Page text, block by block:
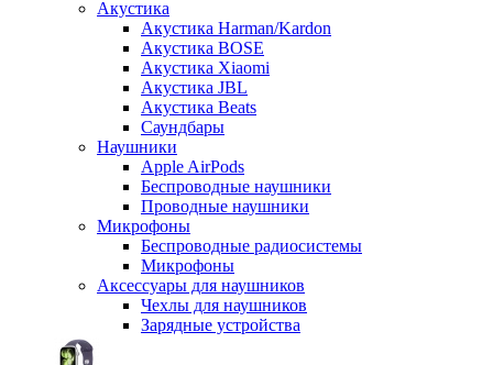
Акустика
Акустика Harman/Kardon
Акустика BOSE
Акустика Xiaomi
Акустика JBL
Акустика Beats
Саундбары
Наушники
Apple AirPods
Беспроводные наушники
Проводные наушники
Микрофоны
Беспроводные радиосистемы
Микрофоны
Аксессуары для наушников
Чехлы для наушников
Зарядные устройства